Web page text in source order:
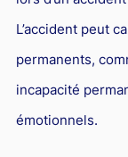
L’accident peut
permanents,
incapacité
émotionnels.